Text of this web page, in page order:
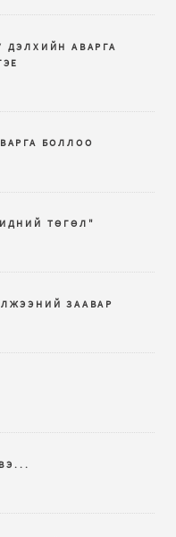
АВАРГА
БОЛЛОО
ТӨГӨЛ"
ЗААВАР